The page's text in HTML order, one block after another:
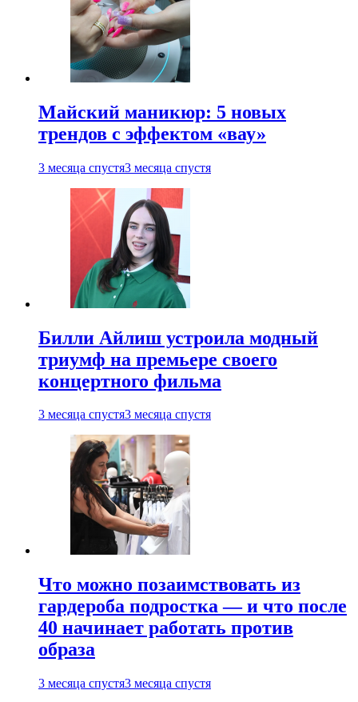
Майский маникюр: 5 новых
трендов с эффектом «вау»
3 месяца спустя3 месяца спустя
Билли Айлиш устроила модный
триумф на премьере своего
концертного фильма
3 месяца спустя3 месяца спустя
Что можно позаимствовать из
гардероба подростка — и что после
40 начинает работать против
образа
3 месяца спустя3 месяца спустя